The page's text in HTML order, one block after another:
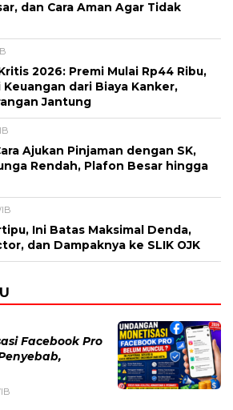
dan Cara Aman Agar Tidak
2026: Premi Mulai Rp44 Ribu,
Keuangan dari Biaya Kanker,
Jantung
Ajukan Pinjaman dengan SK,
Rendah, Plafon Besar hingga
Ini Batas Maksimal Denda,
dan Dampaknya ke SLIK OJK
Facebook Pro